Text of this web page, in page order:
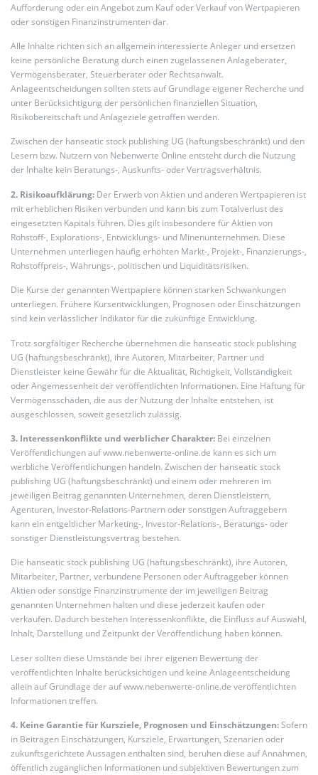
Aufforderung oder ein Angebot zum Kauf oder Verkauf von Wertpapieren
oder sonstigen Finanzinstrumenten dar.
Alle Inhalte richten sich an allgemein interessierte Anleger und ersetzen
keine persönliche Beratung durch einen zugelassenen Anlageberater,
Vermögensberater, Steuerberater oder Rechtsanwalt.
Anlageentscheidungen sollten stets auf Grundlage eigener Recherche und
unter Berücksichtigung der persönlichen finanziellen Situation,
Risikobereitschaft und Anlageziele getroffen werden.
Zwischen der hanseatic stock publishing UG (haftungsbeschränkt) und den
Lesern bzw. Nutzern von Nebenwerte Online entsteht durch die Nutzung
der Inhalte kein Beratungs-, Auskunfts- oder Vertragsverhältnis.
2. Risikoaufklärung: Der Erwerb von Aktien und anderen Wertpapieren ist
mit erheblichen Risiken verbunden und kann bis zum Totalverlust des
eingesetzten Kapitals führen. Dies gilt insbesondere für Aktien von
Rohstoff-, Explorations-, Entwicklungs- und Minenunternehmen. Diese
Unternehmen unterliegen häufig erhöhten Markt-, Projekt-, Finanzierungs-,
Rohstoffpreis-, Währungs-, politischen und Liquiditätsrisiken.
Die Kurse der genannten Wertpapiere können starken Schwankungen
unterliegen. Frühere Kursentwicklungen, Prognosen oder Einschätzungen
sind kein verlässlicher Indikator für die zukünftige Entwicklung.
Trotz sorgfältiger Recherche übernehmen die hanseatic stock publishing
UG (haftungsbeschränkt), ihre Autoren, Mitarbeiter, Partner und
Dienstleister keine Gewähr für die Aktualität, Richtigkeit, Vollständigkeit
oder Angemessenheit der veröffentlichten Informationen. Eine Haftung für
Vermögensschäden, die aus der Nutzung der Inhalte entstehen, ist
ausgeschlossen, soweit gesetzlich zulässig.
3. Interessenkonflikte und werblicher Charakter: Bei einzelnen
Veröffentlichungen auf www.nebenwerte-online.de kann es sich um
werbliche Veröffentlichungen handeln. Zwischen der hanseatic stock
publishing UG (haftungsbeschränkt) und einem oder mehreren im
jeweiligen Beitrag genannten Unternehmen, deren Dienstleistern,
Agenturen, Investor-Relations-Partnern oder sonstigen Auftraggebern
kann ein entgeltlicher Marketing-, Investor-Relations-, Beratungs- oder
sonstiger Dienstleistungsvertrag bestehen.
Die hanseatic stock publishing UG (haftungsbeschränkt), ihre Autoren,
Mitarbeiter, Partner, verbundene Personen oder Auftraggeber können
Aktien oder sonstige Finanzinstrumente der im jeweiligen Beitrag
genannten Unternehmen halten und diese jederzeit kaufen oder
verkaufen. Dadurch bestehen Interessenkonflikte, die Einfluss auf Auswahl,
Inhalt, Darstellung und Zeitpunkt der Veröffentlichung haben können.
Leser sollten diese Umstände bei ihrer eigenen Bewertung der
veröffentlichten Inhalte berücksichtigen und keine Anlageentscheidung
allein auf Grundlage der auf www.nebenwerte-online.de veröffentlichten
Informationen treffen.
4. Keine Garantie für Kursziele, Prognosen und Einschätzungen:Sofern
in Beiträgen Einschätzungen, Kursziele, Erwartungen, Szenarien oder
zukunftsgerichtete Aussagen enthalten sind, beruhen diese auf Annahmen,
öffentlich zugänglichen Informationen und subjektiven Bewertungen zum